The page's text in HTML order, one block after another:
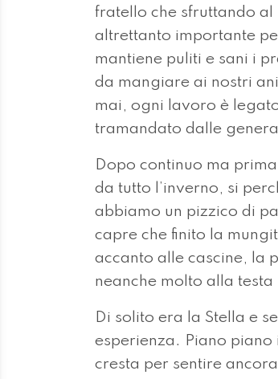
fratello che sfruttando al
altrettanto importante
mantiene puliti e sani i
da mangiare ai nostri
mai, ogni lavoro è
tramandato dalle
Dopo continuo ma
da tutto l’inverno, si
abbiamo un pizzico di
capre che finito la
accanto alle cascine, la
neanche molto alla
Di solito era la Stella e
esperienza. Piano piano
cresta per sentire